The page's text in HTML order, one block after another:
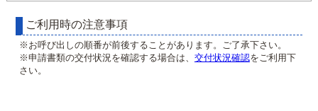
混雑予想カレンダー
ご利用時の注意事項
※お呼び出しの順番が前後することがあります。ご了承下さい。
※申請書類の交付状況を確認する場合は、 交付状況確認をご利用下
さい。